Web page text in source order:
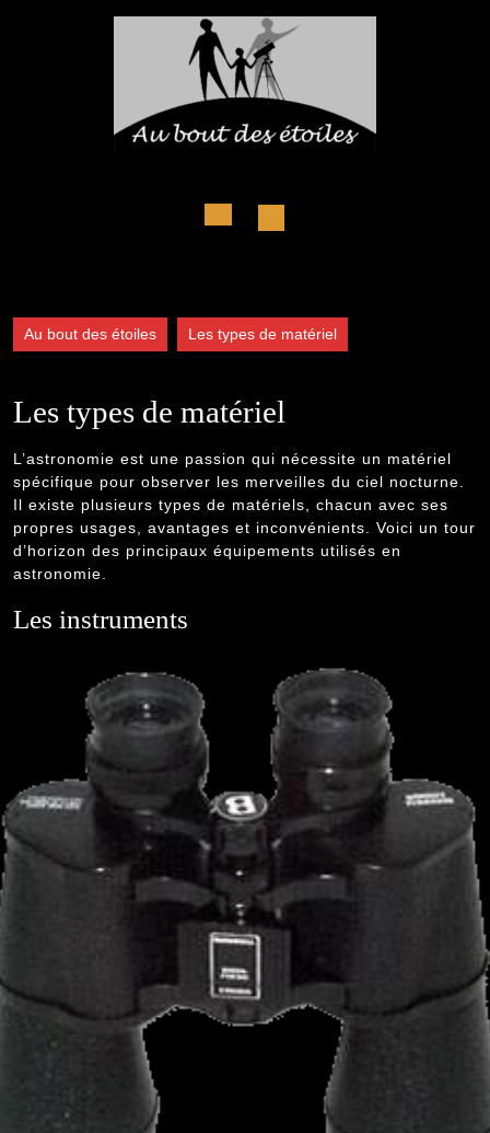
Open
Au bout des étoiles Les types de matériel
Les types de matériel
L’astronomie est une passion qui nécessite un matériel
spécifique pour observer les merveilles du ciel nocturne.
Il existe plusieurs types de matériels, chacun avec ses
propres usages, avantages et inconvénients. Voici un tour
d’horizon des principaux équipements utilisés en
astronomie.
Les instruments